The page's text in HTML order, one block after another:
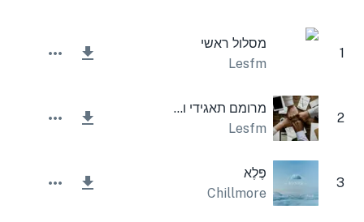
1
מסלול ראשי
Lesfm
2
מרומם תאגידי ומעורר השראה
Lesfm
3
פֶּלֶא
Chillmore